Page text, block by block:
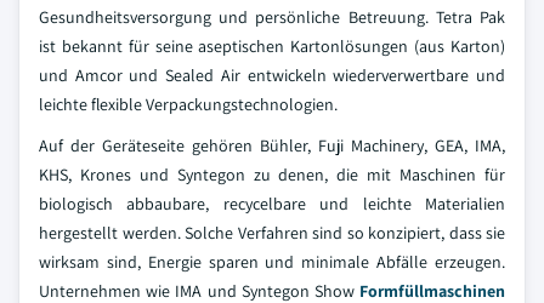
Gesundheitsversorgung und persönliche Betreuung. Tetra Pak
ist bekannt für seine aseptischen Kartonlösungen (aus Karton)
und Amcor und Sealed Air entwickeln wiederverwertbare und
leichte flexible Verpackungstechnologien.
Auf der Geräteseite gehören Bühler, Fuji Machinery, GEA, IMA,
KHS, Krones und Syntegon zu denen, die mit Maschinen für
biologisch abbaubare, recycelbare und leichte Materialien
hergestellt werden. Solche Verfahren sind so konzipiert, dass sie
wirksam sind, Energie sparen und minimale Abfälle erzeugen.
Unternehmen wie IMA und Syntegon Show Formfüllmaschinen